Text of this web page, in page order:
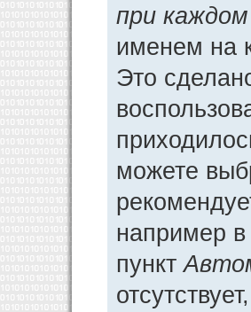
при
именем на
Это
можете
например в
пункт